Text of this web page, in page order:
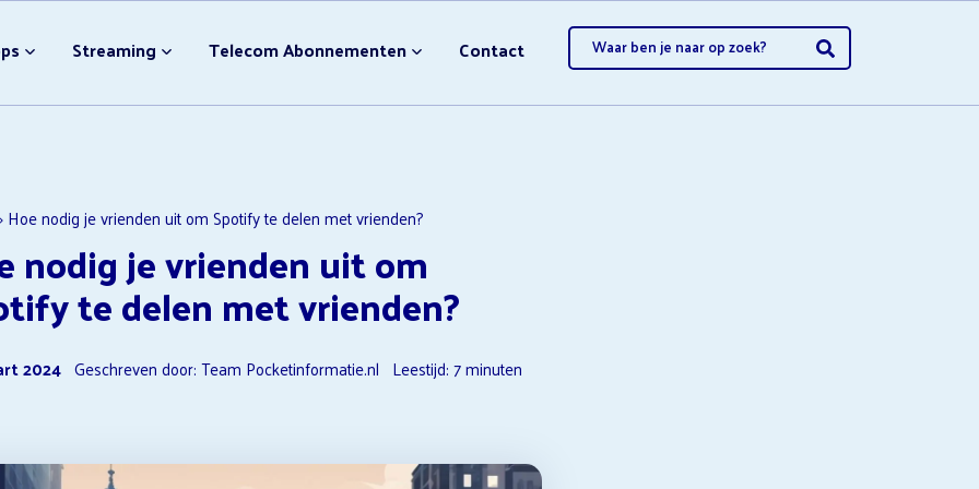
Streaming
Nieuwe Disney Films
NPO Plus Downloader
Ondertiteling Disney Plus
Video streamingdiensten opzeggen
F1 TV Opzeggen
Telecom Abonnementen Contact
Nieuwe Disney Films
Hoe nodig je vrienden uit om Spotify te delen met vrienden?
nodig je vrienden uit om
te delen met vrienden?
2024Geschreven door: Team Pocketinformatie.nl Leestijd:7minuten